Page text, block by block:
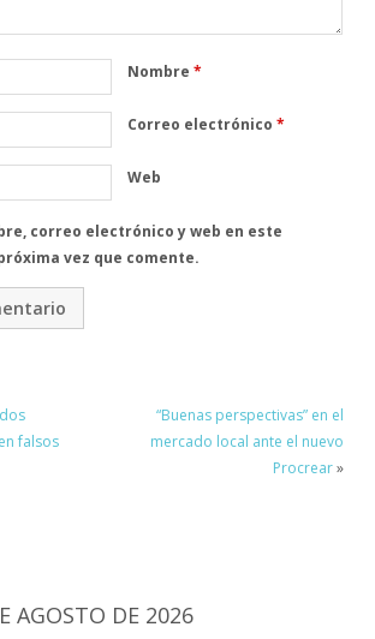
Nombre*
Correo electrónico*
Web
correo electrónico y web en este
vez que comente.
falsos
“Buenas perspectivas” en el
mercado local ante el nuevo
Procrear»
AGOSTO DE 2026